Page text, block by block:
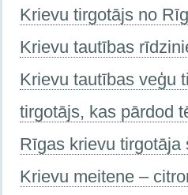
Krievu tirgotājs no
Krievu tautības
Krievu tautības veģu
tirgotājs, kas pārdod
Rīgas krievu tirgotāja
Krievu meitene –